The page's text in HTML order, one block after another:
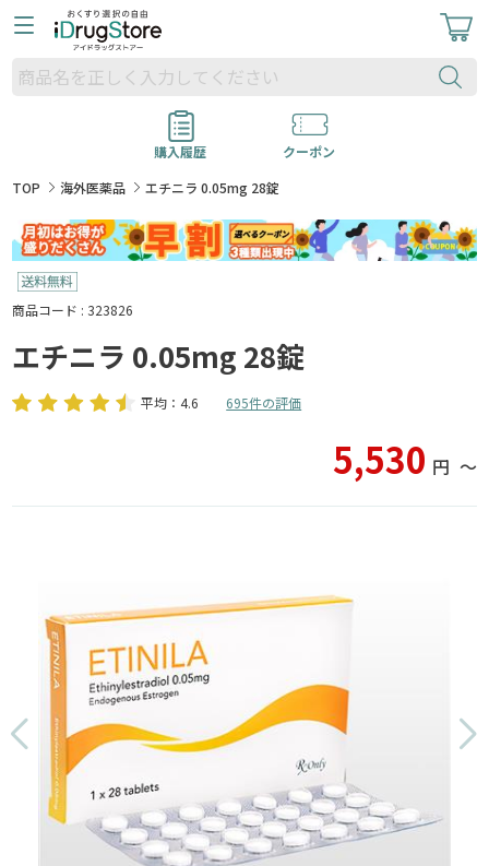
購入履歴
クーポン
TOP
海外医薬品 エチニラ 0.05mg 28錠
商品コード : 323826
エチニラ 0.05mg 28錠
平均：4.6 695件の評価
5,530 円 〜